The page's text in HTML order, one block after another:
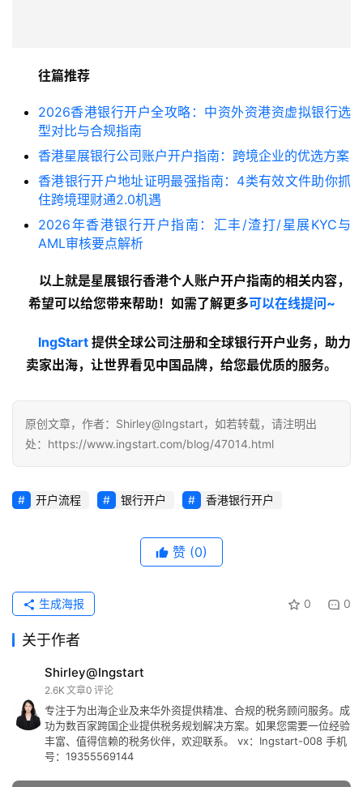
往篇推荐
2026香港银行开户全攻略：中资外资港资虚拟银行选
型对比与合规指南
香港星展银行公司账户开户指南：跨境企业的优选方案
香港银行开户地址证明最强指南：4类有效文件助你抓
住跨境理财通2.0机遇
2026年香港银行开户指南：汇丰/渣打/星展KYC与
AML审核要点解析
以上就是星展银行香港个人账户开户指南的相关内容，
希望可以给您带来帮助！如需了解更多可以在线提问~
lngStart 提供全球公司注册和全球银行开户业务，助力
卖家出海，让世界看见中国品牌，给您最优质的服务。
原创文章，作者：Shirley@Ingstart，如若转载，请注明出
处：https://www.ingstart.com/blog/47014.html
开户流程 银行开户 香港银行开户
赞 (0)
0 0
生成海报
关于作者
Shirley@Ingstart
2.6K 文章0 评论
专注于为出海企业及来华外资提供精准、合规的税务顾问服务。成
功为数百家跨国企业提供税务规划解决方案。如果您需要一位经验
丰富、值得信赖的税务伙伴，欢迎联系。 vx：Ingstart-008 手机
号：19355569144